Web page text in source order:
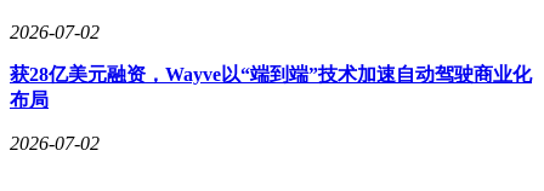
从功能体验来看，本次升级主要体现在三个方面：
一是提升信息获取的深度。在传统导航与导览基础上，
系统可结合用户附近的建筑、景观等所在环境，补充建
筑、人文历史知识及文化相关内容，帮助用户更系统地
2026-07-02
获28亿美元融资，Wayve以“端到端”技术加速自动驾驶商业化
布局
2026-07-02